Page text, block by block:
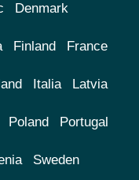
Denmark
Finland France
Italia Latvia
Poland Portugal
Sweden